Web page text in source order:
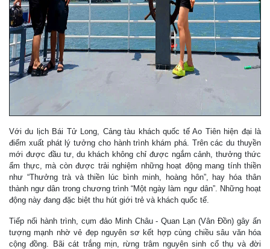
Với du lịch Bái Tử Long, Cảng tàu khách quốc tế Ao Tiên hiện đại là
điểm xuất phát lý tưởng cho hành trình khám phá. Trên các du thuyền
mới được đầu tư, du khách không chỉ được ngắm cảnh, thưởng thức
ẩm thực, mà còn được trải nghiệm những hoạt động mang tính thiền
như “Thưởng trà và thiền lúc bình minh, hoàng hôn”, hay hóa thân
thành ngư dân trong chương trình “Một ngày làm ngư dân”. Những hoạt
động này đang đặc biệt thu hút giới trẻ và khách quốc tế.
Tiếp nối hành trình, cụm đảo Minh Châu - Quan Lạn (Vân Đồn) gây ấn
tượng mạnh nhờ vẻ đẹp nguyên sơ kết hợp cùng chiều sâu văn hóa
cộng đồng. Bãi cát trắng mịn, rừng trâm nguyên sinh cổ thụ và đời